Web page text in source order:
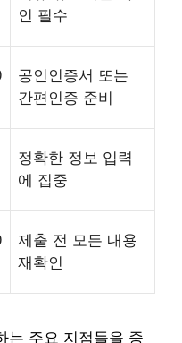
인 필수
공인인증서 또는
간편인증 준비
정확한 정보 입력
에 집중
제출 전 모든 내용
재확인
는 주요 지점들을 중